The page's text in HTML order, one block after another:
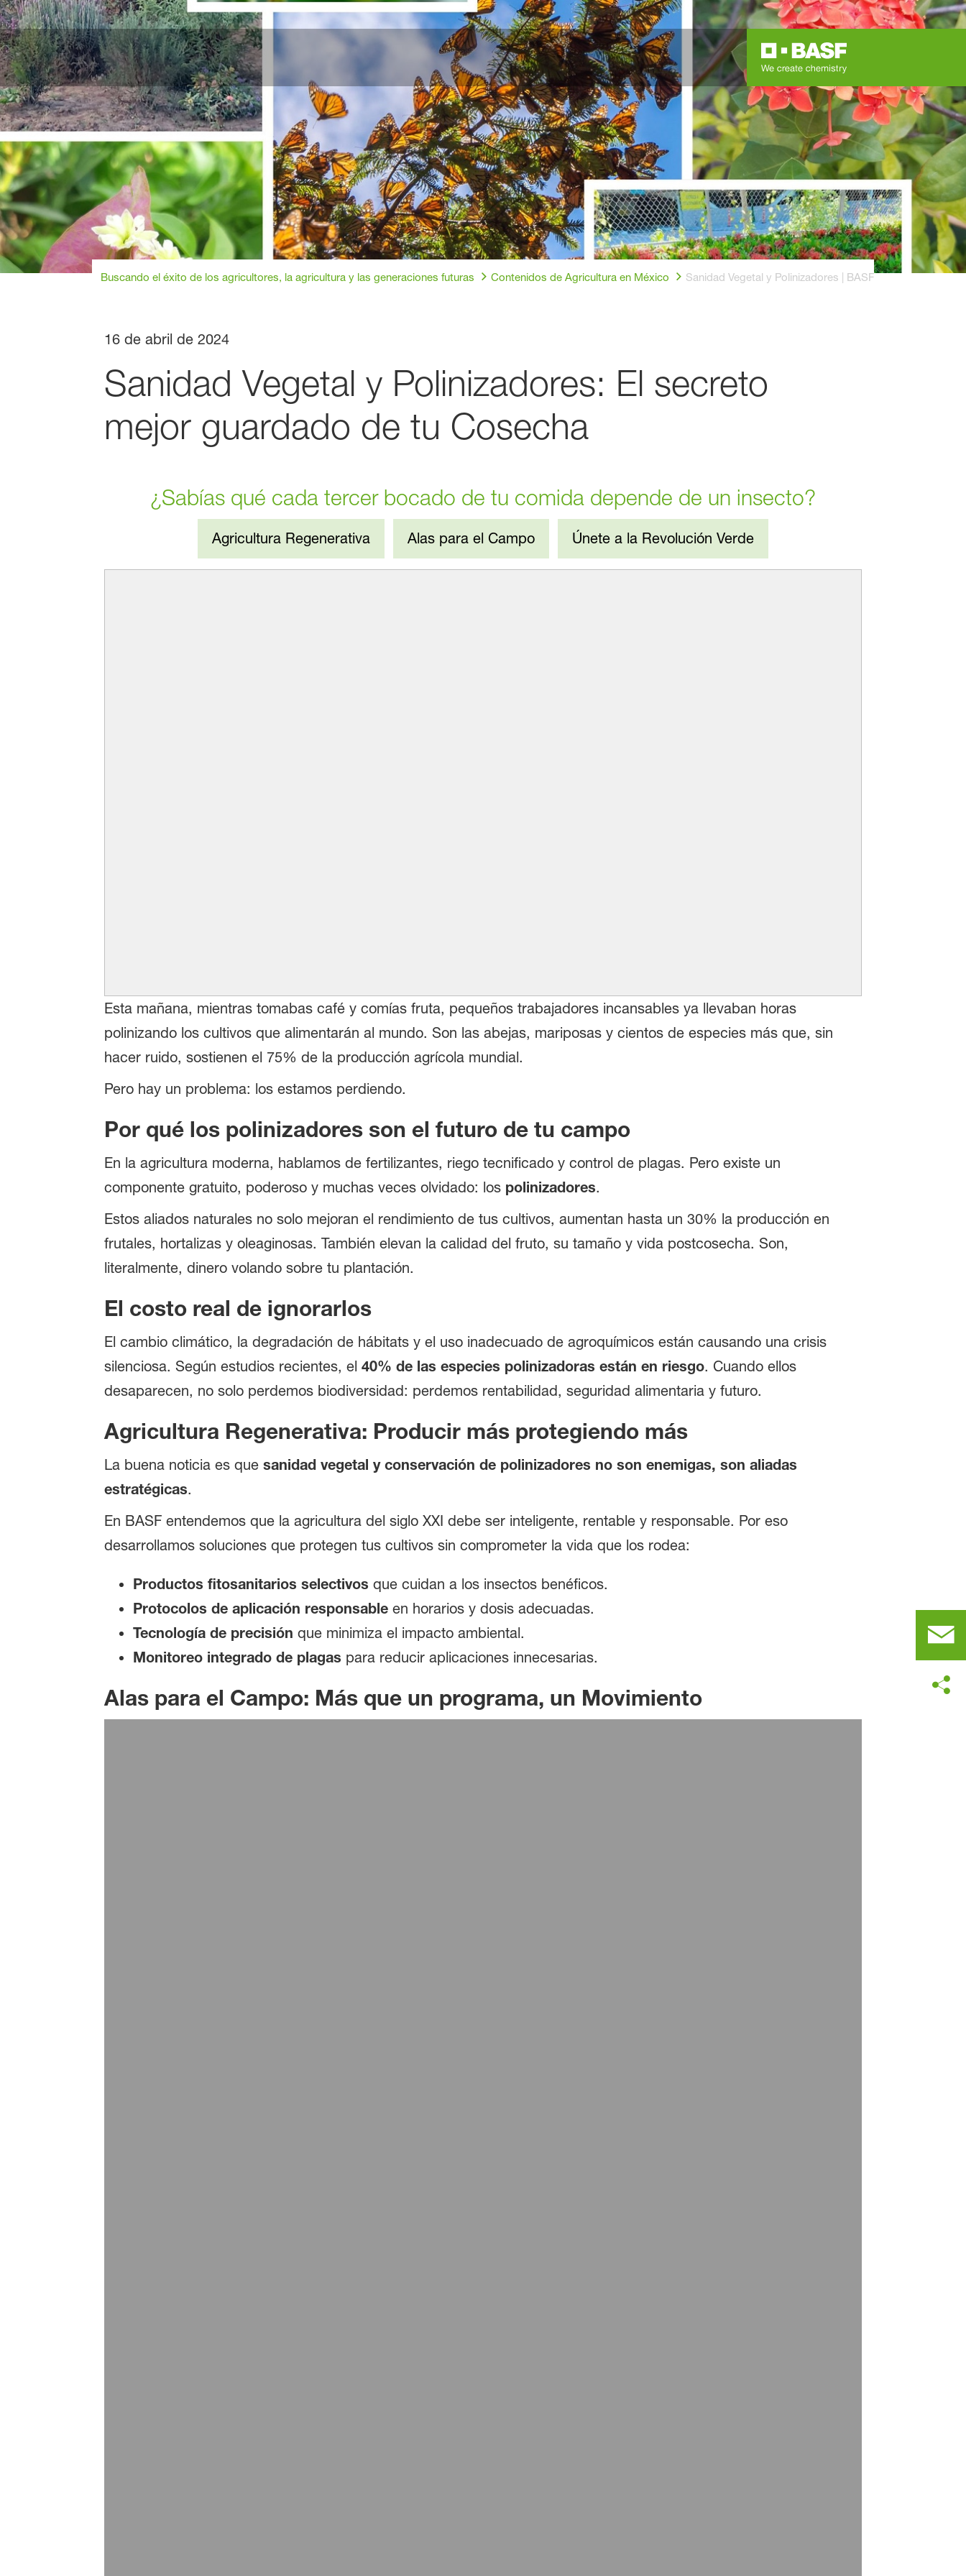
Buscando el éxito de los agricultores, la agricultura y las generaciones futuras Contenidos de Agricultura en México Sanidad Vegetal y Polinizadores | BASF México
16 de abril de 2024
Sanidad Vegetal y Polinizadores: El secreto
mejor guardado de tu Cosecha
¿Sabías qué cada tercer bocado de tu comida depende de un insecto?
Agricultura Regenerativa Alas para el Campo Únete a la Revolución Verde
Esta mañana, mientras tomabas café y comías fruta, pequeños trabajadores incansables ya llevaban horas
polinizando los cultivos que alimentarán al mundo. Son las abejas, mariposas y cientos de especies más que, sin
hacer ruido, sostienen el 75% de la producción agrícola mundial.
Pero hay un problema: los estamos perdiendo.
Por qué los polinizadores son el futuro de tu campo
En la agricultura moderna, hablamos de fertilizantes, riego tecnificado y control de plagas. Pero existe un
componente gratuito, poderoso y muchas veces olvidado: los polinizadores.
Estos aliados naturales no solo mejoran el rendimiento de tus cultivos, aumentan hasta un 30% la producción en
frutales, hortalizas y oleaginosas. También elevan la calidad del fruto, su tamaño y vida postcosecha. Son,
literalmente, dinero volando sobre tu plantación.
El costo real de ignorarlos
El cambio climático, la degradación de hábitats y el uso inadecuado de agroquímicos están causando una crisis
silenciosa. Según estudios recientes, el 40% de las especies polinizadoras están en riesgo. Cuando ellos
desaparecen, no solo perdemos biodiversidad: perdemos rentabilidad, seguridad alimentaria y futuro.
Agricultura Regenerativa: Producir más protegiendo más
La buena noticia es que sanidad vegetal y conservación de polinizadores no son enemigas, son aliadas
estratégicas.
En BASF entendemos que la agricultura del siglo XXI debe ser inteligente, rentable y responsable. Por eso
desarrollamos soluciones que protegen tus cultivos sin comprometer la vida que los rodea:
Productos fitosanitarios selectivos que cuidan a los insectos benéficos.
Protocolos de aplicación responsableen horarios y dosis adecuadas.
Tecnología de precisión que minimiza el impacto ambiental.
Monitoreo integrado de plagas para reducir aplicaciones innecesarias.
Alas para el Campo: Más que un programa, un Movimiento